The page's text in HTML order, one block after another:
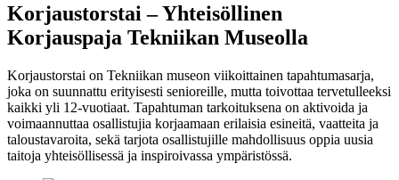
Korjaustorstai – Yhteisöllinen
Korjauspaja Tekniikan Museolla
Korjaustorstai on Tekniikan museon viikoittainen tapahtumasarja,
joka on suunnattu erityisesti senioreille, mutta toivottaa tervetulleeksi
kaikki yli 12-vuotiaat. Tapahtuman tarkoituksena on aktivoida ja
voimaannuttaa osallistujia korjaamaan erilaisia esineitä, vaatteita ja
taloustavaroita, sekä tarjota osallistujille mahdollisuus oppia uusia
taitoja yhteisöllisessä ja inspiroivassa ympäristössä.